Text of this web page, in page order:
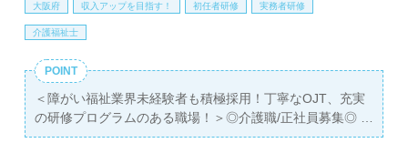
料サービスをご利用いただけます。＜非公開求人も取扱い
あり！＞"転職支援"のプロと一緒に転職活動！お問い合わ
大阪府 収入アップを目指す！ 初任者研修 実務者研修
介護福祉士
POINT
＜障がい福祉業界未経験者も積極採用！丁寧なOJT、充実
の研修プログラムのある職場！＞◎介護職/正社員募集◎
【月給278,000円～348,000円/賞与2回】＊初任者研修以上